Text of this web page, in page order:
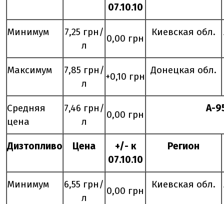
07.10.10
Минимум
7,25 грн/
л
0,00 грн
Киевская обл.
Максимум
7,85 грн/
л
+0,10 грн
Донецкая обл.
Средняя
цена
7,46 грн/
л
0,00 грн
А-
Дизтопливо Цена
+/- к
07.10.10
Регион
Минимум
6,55 грн/
л
0,00 грн
Киевская обл.